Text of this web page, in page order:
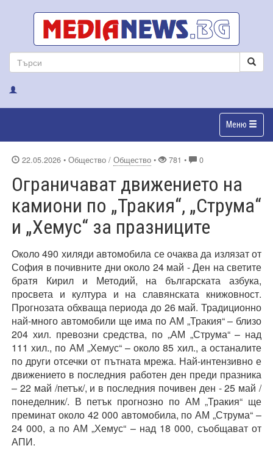
Меню
22.05.2026 • Общество / Общество • 781 • 0
Ограничават движението на
камиони по „Тракия“, „Струма“
и „Хемус“ за празниците
Около 490 хиляди автомобила се очаква да излязат от
София в почивните дни около 24 май - Ден на светите
братя Кирил и Методий, на българската азбука,
просвета и култура и на славянската книжовност.
Прогнозата обхваща периода до 26 май. Традиционно
най-много автомобили ще има по АМ „Тракия“ – близо
204 хил. превозни средства, по „АМ „Струма“ – над
111 хил., по АМ „Хемус“ – около 85 хил., а останалите
по други отсечки от пътната мрежа. Най-интензивно е
движението в последния работен ден преди празника
– 22 май /петък/, и в последния почивен ден - 25 май /
понеделник/. В петък прогнозно по АМ „Тракия“ ще
преминат около 42 000 автомобила, по АМ „Струма“ –
24 000, а по АМ „Хемус“ – над 18 000, съобщават от
АПИ.